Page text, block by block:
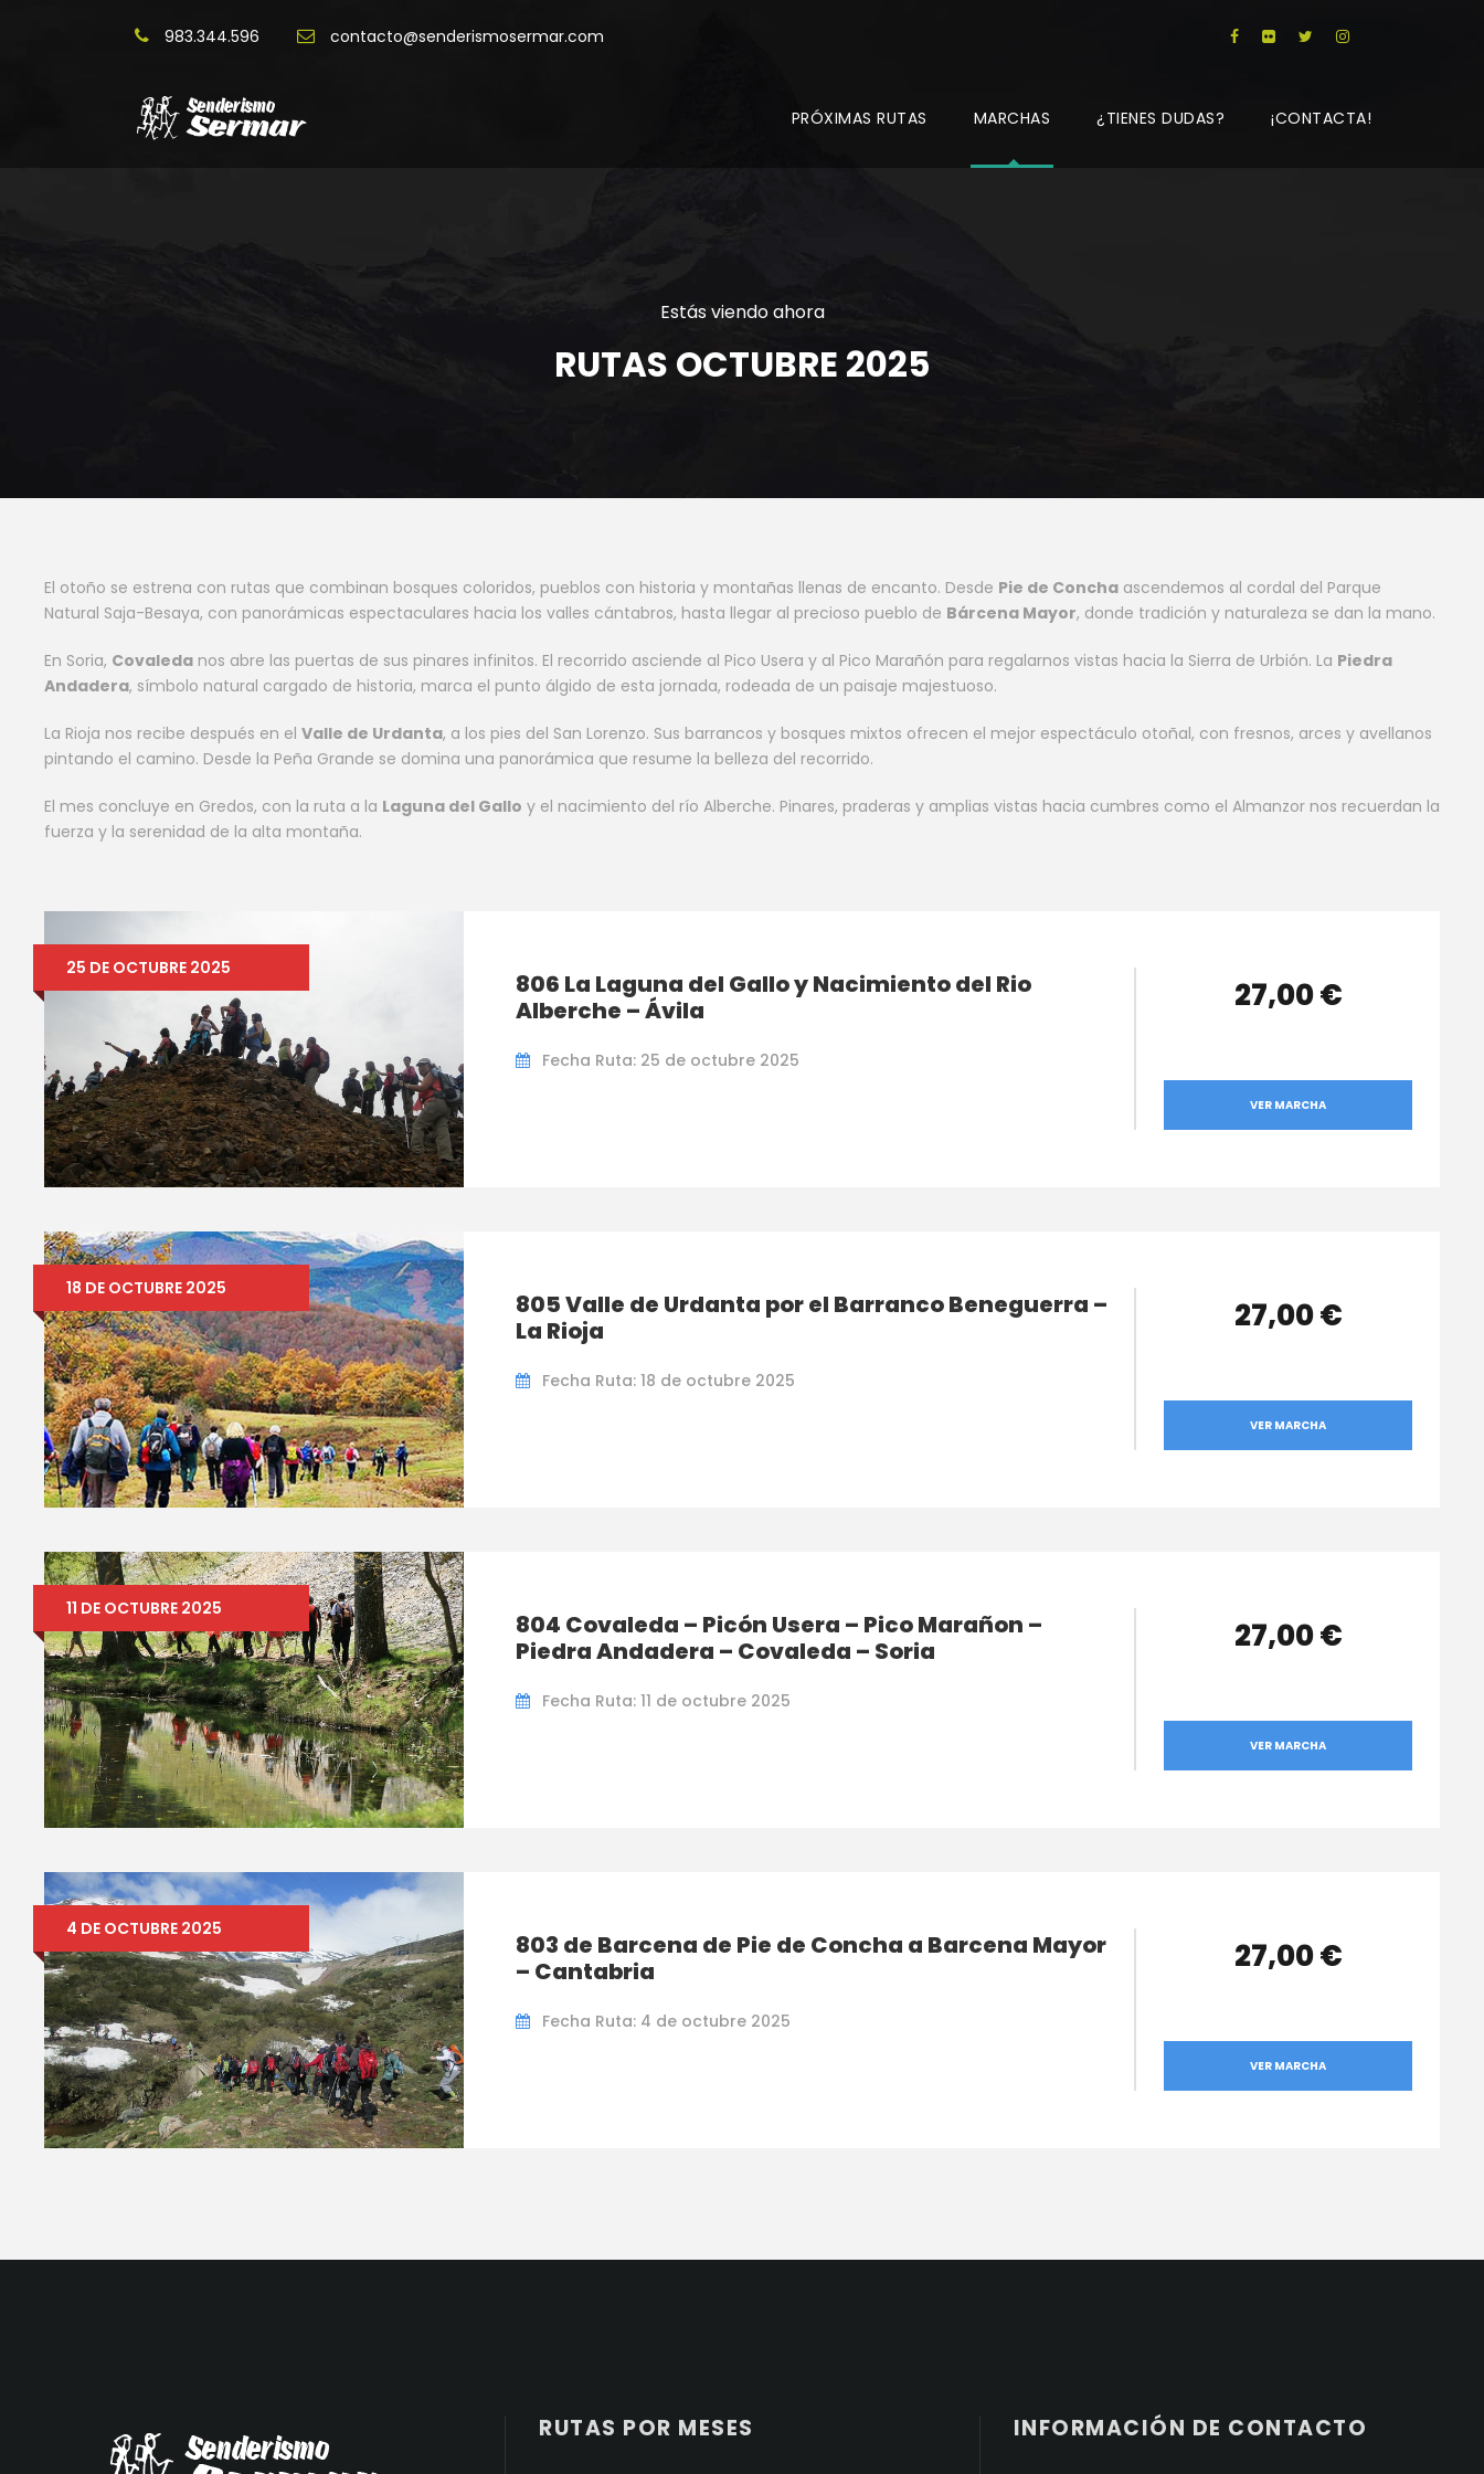
983.344.596 contacto@senderismosermar.com
PRÓXIMAS RUTAS MARCHAS ¿TIENES DUDAS? ¡CONTACTA!
Estás viendo ahora
RUTAS OCTUBRE 2025
El otoño se estrena con rutas que combinan bosques coloridos, pueblos con historia y montañas llenas de encanto. Desde Pie de Concha ascendemos al cordal del Parque
Natural Saja-Besaya, con panorámicas espectaculares hacia los valles cántabros, hasta llegar al precioso pueblo de Bárcena Mayor, donde tradición y naturaleza se dan la mano.
En Soria, Covaleda nos abre las puertas de sus pinares infinitos. El recorrido asciende al Pico Usera y al Pico Marañón para regalarnos vistas hacia la Sierra de Urbión. La Piedra
Andadera, símbolo natural cargado de historia, marca el punto álgido de esta jornada, rodeada de un paisaje majestuoso.
La Rioja nos recibe después en el Valle de Urdanta, a los pies del San Lorenzo. Sus barrancos y bosques mixtos ofrecen el mejor espectáculo otoñal, con fresnos, arces y avellanos
pintando el camino. Desde la Peña Grande se domina una panorámica que resume la belleza del recorrido.
El mes concluye en Gredos, con la ruta a la Laguna del Gallo y el nacimiento del río Alberche. Pinares, praderas y amplias vistas hacia cumbres como el Almanzor nos recuerdan la
fuerza y la serenidad de la alta montaña.
25 DE OCTUBRE 2025
806 La Laguna del Gallo y Nacimiento del Rio
Alberche – Ávila
Fecha Ruta: 25 de octubre 2025
27,00 €
VER MARCHA
18 DE OCTUBRE 2025
805 Valle de Urdanta por el Barranco Beneguerra –
La Rioja
Fecha Ruta: 18 de octubre 2025
27,00 €
VER MARCHA
11 DE OCTUBRE 2025
804 Covaleda – Picón Usera – Pico Marañon –
Piedra Andadera – Covaleda – Soria
Fecha Ruta: 11 de octubre 2025
27,00 €
VER MARCHA
4 DE OCTUBRE 2025
803 de Barcena de Pie de Concha a Barcena Mayor
– Cantabria
Fecha Ruta: 4 de octubre 2025
27,00 €
VER MARCHA
RUTAS POR MESES INFORMACIÓN DE CONTACTO